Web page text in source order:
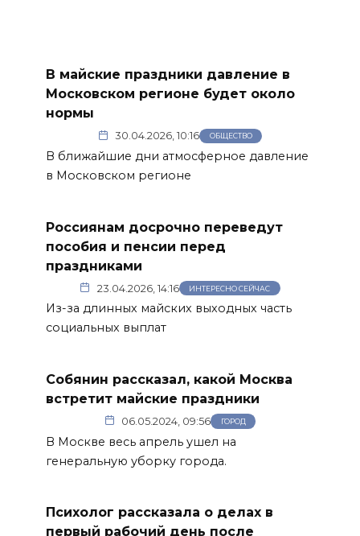
В майские праздники давление в
Московском регионе будет около
нормы
30.04.2026, 10:16 ОБЩЕСТВО
В ближайшие дни атмосферное давление
в Московском регионе
Россиянам досрочно переведут
пособия и пенсии перед
праздниками
23.04.2026, 14:16 ИНТЕРЕСНО СЕЙЧАС
Из-за длинных майских выходных часть
социальных выплат
Собянин рассказал, какой Москва
встретит майские праздники
06.05.2024, 09:56 ГОРОД
В Москве весь апрель ушел на
генеральную уборку города.
Психолог рассказала о делах в
первый рабочий день после